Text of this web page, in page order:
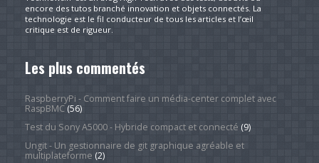
encore des tutos branché innovation et objets connectés. La
technologie est le fil conducteur de tous les articles et l’œil
critique est de rigueur.
Les plus commentés
RaspberryPi - Comment faire un média-center complet avec
RaspBMC(56)
Test du Sony A5000 - Hybride compact et connecté (9)
Ungit - Un gestionnaire de git graphique agréable et
multiplateforme (2)